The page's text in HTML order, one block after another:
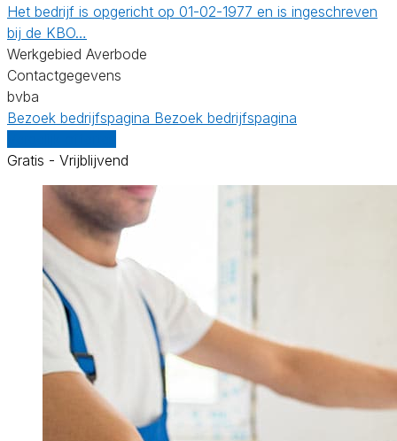
Het bedrijf is opgericht op 01-02-1977 en is ingeschreven
bij de KBO…
Werkgebied Averbode
Contactgegevens
bvba
Bezoek bedrijfspagina Bezoek bedrijfspagina
Gratis - Vrijblijvend